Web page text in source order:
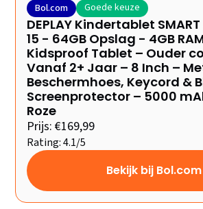
Bol.com Goede keuze
DEPLAY Kindertablet
15 - 64GB Opslag - 4GB
Kidsproof Tablet – Ouder
Vanaf 2+ Jaar – 8 Inch –
Beschermhoes, Keycord &
Screenprotector – 5000
Roze
Prijs: €169,99
Rating: 4.1/5
Bekijk bij Bol.com